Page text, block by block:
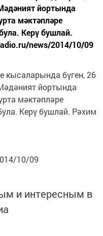
йортында
мәктәпләре
Керү бушлай.
news/2014/10/09
кысаларында бүген, 26
йортында
мәктәпләре
Керү бушлай. Рәхим
10/09
и интересным в